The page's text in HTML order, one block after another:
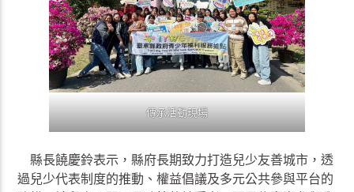
傳承活動現場
縣長饒慶鈴表示，縣府長期致力打造兒少友善城市，透
過兒少代表制度的推動、權益倡議及多元公共參與平台的